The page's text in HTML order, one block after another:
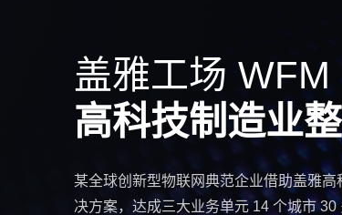
盖雅工场 WFM
高科技制造业
某全球创新型物联网典范企业借助盖雅高
决方案，达成三大业务单元 14 个城市 30